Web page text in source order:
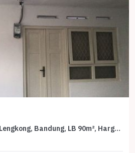
Kesempatan Rumah di Lengkong, Bandung, LB 90m², Harga 1,5 Miliar